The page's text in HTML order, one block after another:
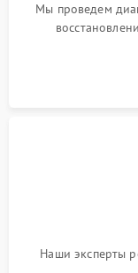
Мы проведем
Наши эксперты